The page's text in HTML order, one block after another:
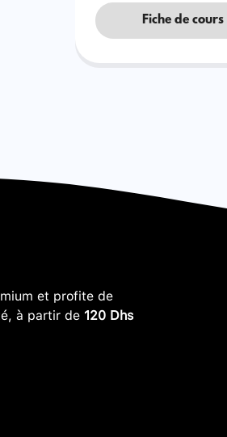
Fiche de cours
et profite de
à partir de 120 Dhs